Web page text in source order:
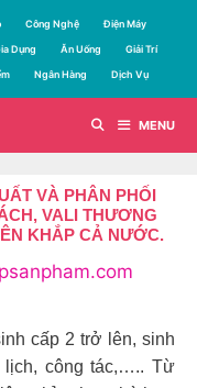
Công Nghệ Điện Máy
Dụng Ăn Uống Giải Trí
Ngân Hàng Dịch Vụ
MENU
VÀ PHÂN PHỐI
VALI THƯƠNG
KHẮP CẢ NƯỚC.
cấp 2 trở lên, sinh
công tác,….. Từ